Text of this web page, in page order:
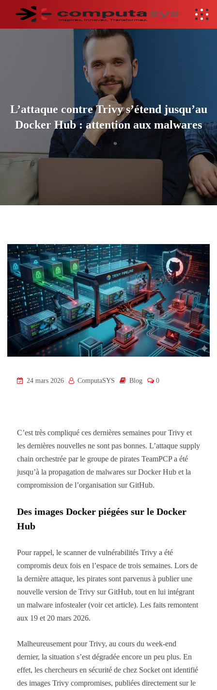
L’attaque contre Trivy s’étend jusqu’au
Docker Hub : attention aux malwares
24 mars 2026 ComputaSYS Blog 0
C’est très compliqué ces dernières semaines pour Trivy et
les dernières nouvelles ne sont pas bonnes. L’attaque supply
chain orchestrée par le groupe de pirates TeamPCP a été
jusqu’à la propagation de malwares sur Docker Hub et la
compromission de l’organisation sur GitHub.
Des images Docker piégées sur le Docker
Hub
Pour rappel, le scanner de vulnérabilités Trivy a été
compromis deux fois en l’espace de trois semaines. Lors de
la dernière attaque, les pirates sont parvenus à publier une
nouvelle version de Trivy sur GitHub, tout en lui intégrant
un malware infostealer (voir cet article). Les faits remontent
aux 19 et 20 mars 2026.
Malheureusement pour Trivy, au cours du week-end
dernier, la situation s’est dégradée encore un peu plus. En
effet, les chercheurs en sécurité de chez Socket ont identifié
des images Trivy compromises, publiées directement sur le